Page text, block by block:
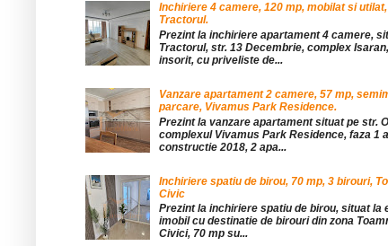
Inchiriere 4 camere, 120 mp, mobilat si
Tractorul.
Prezint la inchiriere apartament 4 camere,
Tractorul, str. 13 Decembrie, complex
insorit, cu priveliste de...
Vanzare apartament 2 camere, 57 mp,
parcare, Vivamus Park Residence.
Prezint la vanzare apartament situat pe str.
complexul Vivamus Park Residence, faza 1
constructie 2018, 2 apa...
Inchiriere spatiu de birou, 70 mp, 3 birouri,
Civic
Prezint la inchiriere spatiu de birou, situat la
imobil cu destinatie de birouri din zona
Civici, 70 mp su...